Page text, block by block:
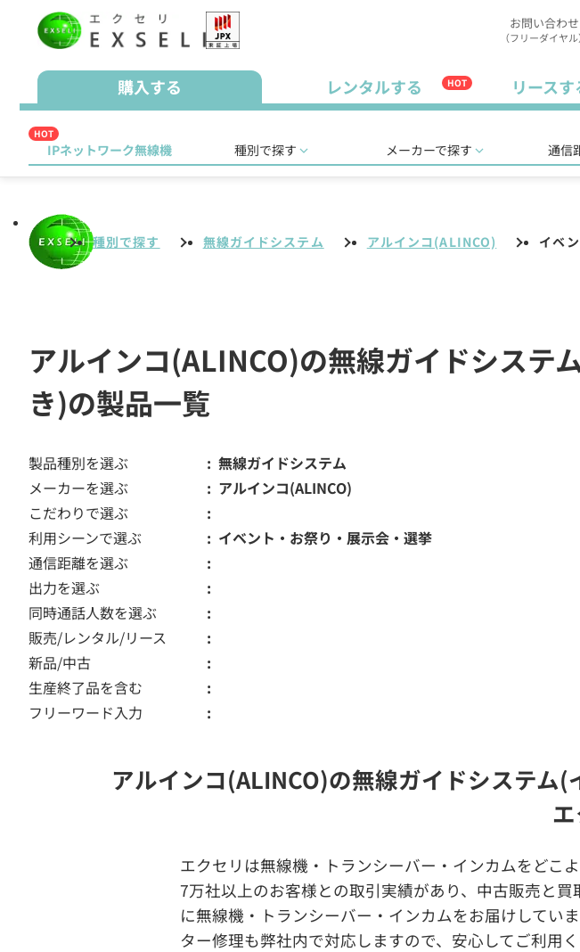
お問い合わせ
（フリーダイヤル
購入する レンタルする HOT リースす
HOT
IPネットワーク無線機 種別で探す メーカーで探す 通信
種別で探す 無線ガイドシステム アルインコ(ALINCO) イベ
アルインコ(ALINCO)の無線ガイドシステ
き)の製品一覧
製品種別を選ぶ
無線ガイドシステム
メーカーを選ぶ
アルインコ(ALINCO)
こだわりで選ぶ
利用シーンで選ぶ
イベント・お祭り・展示会・選挙
通信距離を選ぶ
出力を選ぶ
同時通話人数を選ぶ
販売/レンタル/リース
新品/中古
生産終了品を含む
フリーワード入力
アルインコ(ALINCO)の無線ガイドシステム
エクセリは無線機・トランシーバー・インカムをどこ
7万社以上のお客様との取引実績があり、中古販売と
に無線機・トランシーバー・インカムをお届けしてい
ター修理も弊社内で対応しますので、安心してご利用く